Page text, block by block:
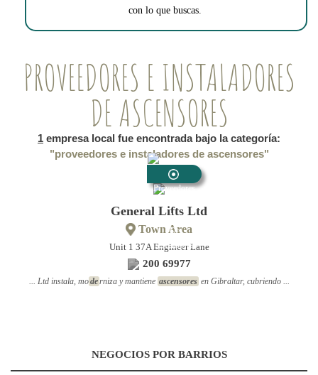
con lo que buscas.
PROVEEDORES E INSTALADORES
DE ASCENSORES
1 empresa local fue encontrada bajo la categoría:
"proveedores e instaladores de ascensores"
Proveedores
Instaladores
De
Ascensores
General Lifts Ltd
Town Area
Unit 1 37A Engineer Lane
200 69977
... Ltd instala, moderniza y mantiene ascensores en Gibraltar, cubriendo ...
NEGOCIOS POR BARRIOS